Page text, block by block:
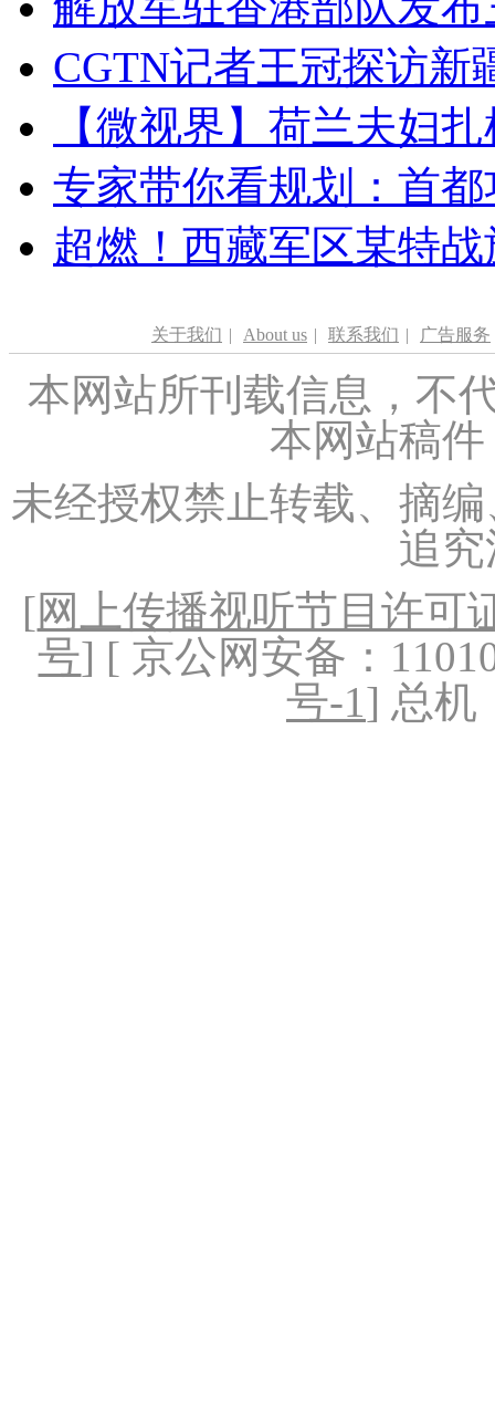
CGTN记者王冠探访新
【微视界】荷兰夫妇
专家带你看规划：首
超燃！西藏军区某特
关于我们 | About us | 联系我们 | 广告服务
本网站所刊载信息，不
本网站稿
未经授权禁止转载、摘
追
[网上传播视听节目许可
号] [ 京公网安备：
号-1] 总机